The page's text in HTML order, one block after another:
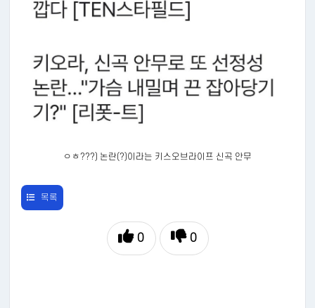
ㅇㅎ???) 논란(?)이라는 키스오브라이프 신곡 안무
목록
0 0